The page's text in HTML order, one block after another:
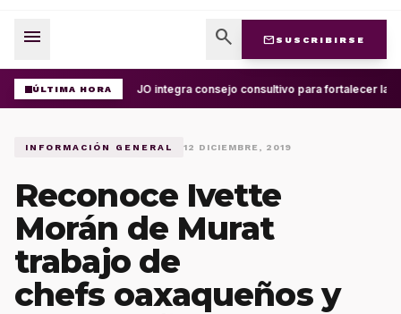
menu search mail SUSCRIBIRSE
ÚLTIMA HORAUABJO integra consejo consultivo para fortalecer la
INFORMACIÓN GENERAL 12 DICIEMBRE, 2019
Reconoce Ivette
Morán de Murat
trabajo de
chefs oaxaqueños y